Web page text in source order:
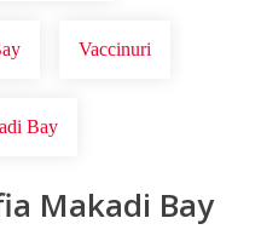
Vaccinuri
Bay
Makadi Bay